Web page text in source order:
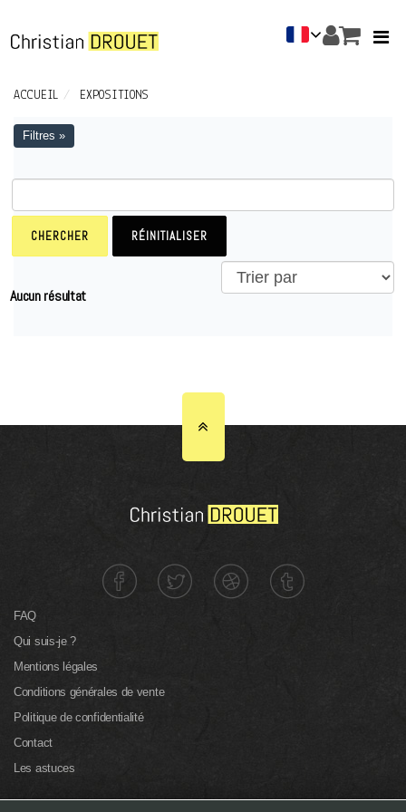
ACCUEIL EXPOSITIONS
Filtres »
Aucun résultat
FAQ
Qui suis-je ?
Mentions légales
Conditions générales de vente
Politique de confidentialité
Contact
Les astuces